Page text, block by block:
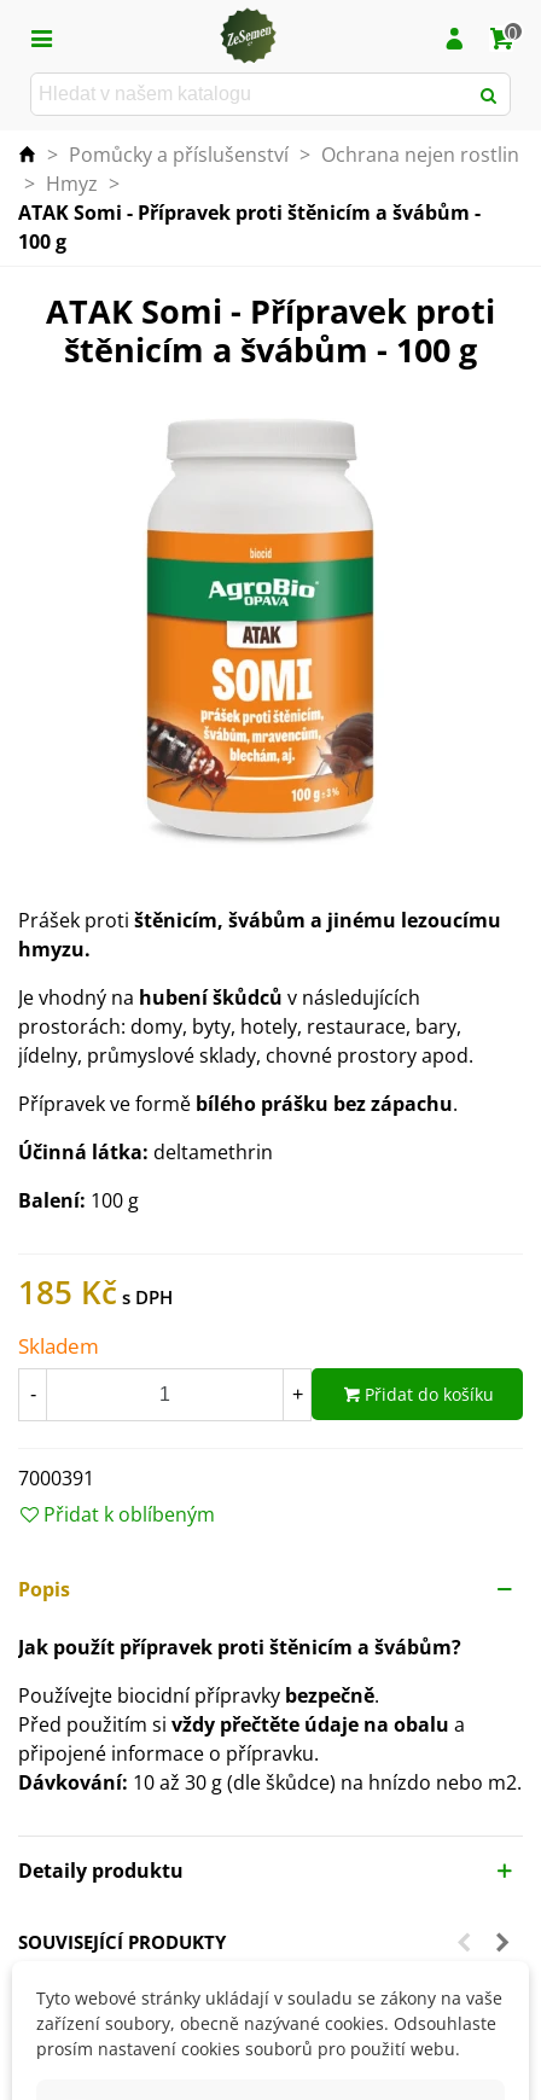
0
> Pomůcky a příslušenství > Ochrana nejen rostlin
> Hmyz >
ATAK Somi - Přípravek proti štěnicím a švábům -
100 g
ATAK Somi - Přípravek proti
štěnicím a švábům - 100 g
Prášek proti štěnicím, švábům a jinému lezoucímu
hmyzu.
Je vhodný na hubení škůdců v následujících
prostorách: domy, byty, hotely, restaurace, bary,
jídelny, průmyslové sklady, chovné prostory apod.
Přípravek ve formě bílého prášku bez zápachu.
Účinná látka: deltamethrin
Balení: 100 g
185 Kč
Skladem
- + Přidat do košíku
7000391
Přidat k oblíbeným
Popis
Jak použít přípravek proti štěnicím a švábům?
Používejte biocidní přípravky bezpečně.
Před použitím si vždy přečtěte údaje na obalu a
připojené informace o přípravku.
Dávkování: 10 až 30 g (dle škůdce) na hnízdo nebo m2.
Detaily produktu
SOUVISEJÍCÍ PRODUKTY
Tyto webové stránky ukládají v souladu se zákony na vaše
zařízení soubory, obecně nazývané cookies. Odsouhlaste
prosím nastavení cookies souborů pro použití webu.